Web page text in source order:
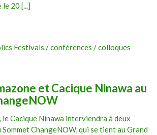
le 20 [...]
Festivals / conférences / colloques
et Cacique Ninawa au
le Cacique Ninawa interviendra à deux
Sommet ChangeNOW, qui se tient au Grand